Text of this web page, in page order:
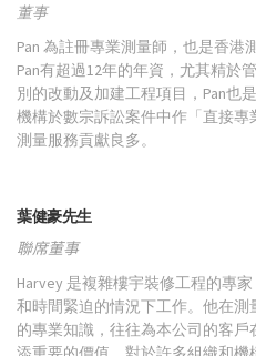
董事
Pan 為註冊專業測量師，也是香港
Pan有超過12年的年資，尤其精於
別的改動及加建工程項目，Pan也
機構於數宗訴訟案件中作「直接
測量服務貢獻良多。
葉健豪先生
聯席董事
Harvey 是複雜樓宇裝修工程的專
和時間緊迫的情況下工作。他在
的專業知識，往往為本公司的客